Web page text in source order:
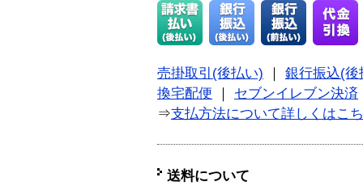
売掛取引(後払い) ｜ 銀行振込(後
換宅配便 ｜ セブンイレブン決済
⇒支払方法について詳しくはこ
送料について